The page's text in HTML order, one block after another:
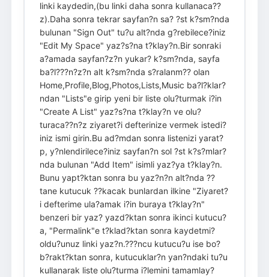
linki kaydedin,(bu linki daha sonra kullanaca??
z).Daha sonra tekrar sayfan?n sa? ?st k?sm?nda
bulunan "Sign Out" tu?u alt?nda g?rebilece?iniz
"Edit My Space" yaz?s?na t?klay?n.Bir sonraki
a?amada sayfan?z?n yukar? k?sm?nda, sayfa
ba?l???n?z?n alt k?sm?nda s?ralanm?? olan
Home,Profile,Blog,Photos,Lists,Music ba?l?klar?
ndan "Lists"e girip yeni bir liste olu?turmak i?in
"Create A List" yaz?s?na t?klay?n ve olu?
turaca??n?z ziyaret?i defterinize vermek istedi?
iniz ismi girin.Bu ad?mdan sonra listenizi yarat?
p, y?nlendirilece?iniz sayfan?n sol ?st k?s?mlar?
nda bulunan "Add Item" isimli yaz?ya t?klay?n.
Bunu yapt?ktan sonra bu yaz?n?n alt?nda ??
tane kutucuk ??kacak bunlardan ilkine "Ziyaret?
i defterime ula?amak i?in buraya t?klay?n"
benzeri bir yaz? yazd?ktan sonra ikinci kutucu?
a, "Permalink"e t?klad?ktan sonra kaydetmi?
oldu?unuz linki yaz?n.???ncu kutucu?u ise bo?
b?rakt?ktan sonra, kutucuklar?n yan?ndaki tu?u
kullanarak liste olu?turma i?lemini tamamlay?